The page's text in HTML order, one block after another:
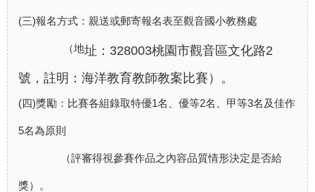
(三)報名方式：親送或郵寄報名表至觀音國小教務處
（地址：328003桃園市觀音區文化路2
號，註明：海洋教育教師教案比賽）。
(四)獎勵：比賽各組錄取特優1名、優等2名、甲等3名及佳作
5名為原則
（評審得視參賽作品之內容品質情形決定是否給
獎）。